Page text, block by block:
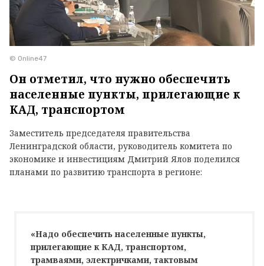
© Online47
Он отметил, что нужно обеспечить
населенные пункты, прилегающие к
КАД, транспортом
Заместитель председателя правительства
Ленинградской области, руководитель комитета по
экономике и инвестициям Дмитрий Ялов поделился
планами по развитию транспорта в регионе:
«Надо обеспечить населенные пункты,
прилегающие к КАД, транспортом,
трамваями, электричками, тактовым